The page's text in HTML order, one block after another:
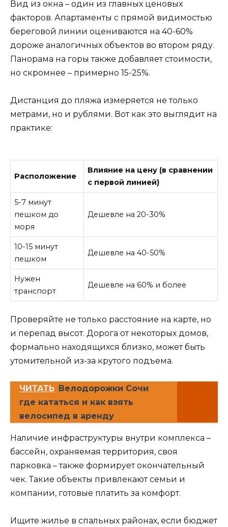
Вид из окна – один из главных ценовых
факторов. Апартаменты с прямой видимостью
береговой линии оцениваются на 40-60%
дороже аналогичных объектов во втором ряду.
Панорама на горы также добавляет стоимости,
но скромнее – примерно 15-25%.
Дистанция до пляжа измеряется не только
метрами, но и рублями. Вот как это выглядит на
практике:
Расположение
Влияние на цену (в сравнении
с первой линией)
5-7 минут
пешком до
моря
Дешевле на 20-30%
10-15 минут
пешком
Дешевле на 40-50%
Нужен
транспорт
Дешевле на 60% и более
Проверяйте не только расстояние на карте, но
и перепад высот. Дорога от некоторых домов,
формально находящихся близко, может быть
утомительной из-за крутого подъема.
ЧИТАТЬ Велодорожки Сочи
где кататься и как взять
велосипед в аренду
Наличие инфраструктуры внутри комплекса –
бассейн, охраняемая территория, своя
парковка – также формирует окончательный
чек. Такие объекты привлекают семьи и
компании, готовые платить за комфорт.
Ищите жилье в спальных районах, если бюджет